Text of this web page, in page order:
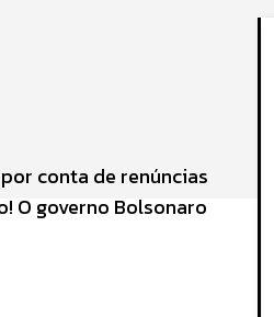
conta de renúncias
O governo Bolsonaro